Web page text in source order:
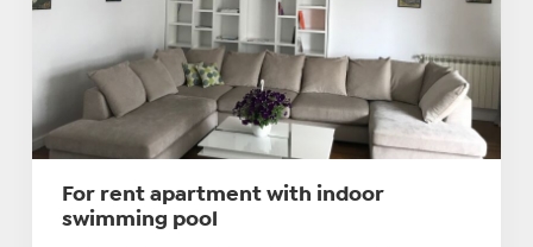
For rent apartment with indoor
swimming pool